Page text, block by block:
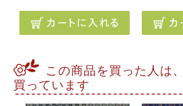
この商品を買った人は
買っています